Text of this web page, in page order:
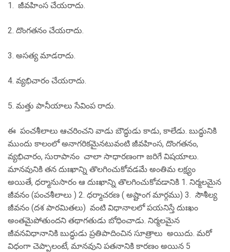
1. జీవహింస చేయరాదు.
2. దొంగతనం చేయరాదు.
3. అసత్య మాడరాదు.
4. వ్యభిచారం చేయరాదు.
5. మత్తు పానీయాలు సేవింప రాదు.
ఈ పంచశీలాలు ఆచరించని వాడు బౌద్ధుడు కాడు, కాలేడు. బుద్ధునికి
ముందు కాలంలో అనాగరికమైనటువంటి జీవహింస, దొంగతనం,
వ్యభిచారం, సురాపానం చాలా సాధారణంగా జరిగే విషయాలు.
మానవునికి తన దుఃఖాన్ని తొలగించుకోవడమే అంతిమ లక్ష్యం
అయితే, ధర్మానుసారం ఆ దుఃఖాన్ని తొలగించుకోవడానికి 1. నిర్మలమైన
జీవనం (పంచశీలాలు ) 2. ధర్మాచరణ ( అష్టాంగ మార్గము) 3. సౌశీల్య
జీవనం (దశ పారమితలు) వంటి విధానాలలో పయనిస్తే దుఃఖం
అంతమైపోతుందని తథాగతుడు బోధించాడు. నిర్మలమైన
జీవనవిధానానికి బుద్ధుడు ప్రతిపాదించిన సూత్రాలు అయిదు. మరో
విధంగా చెప్పాలంటే, మానవుని పతనానికి కారణం అయిన 5